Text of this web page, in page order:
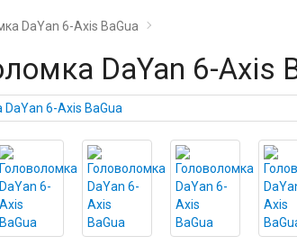
DaYan 6-Axis BaGua
DaYan 6-Axis